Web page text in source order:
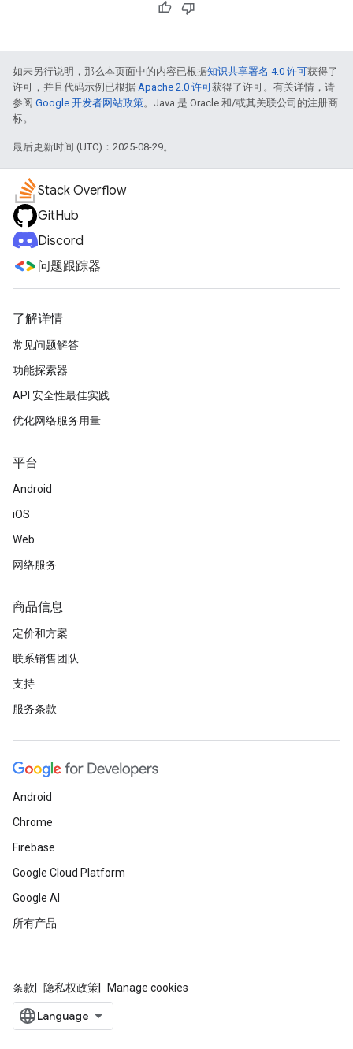
如未另行说明，那么本页面中的内容已根据知识共享署名 4.0 许可获得了
许可，并且代码示例已根据 Apache 2.0 许可获得了许可。有关详情，请
参阅 Google 开发者网站政策。Java 是 Oracle 和/或其关联公司的注册商
标。
最后更新时间 (UTC)：2025-08-29。
Stack Overflow
GitHub
Discord
问题跟踪器
了解详情
常见问题解答
功能探索器
API 安全性最佳实践
优化网络服务用量
平台
Android
iOS
Web
网络服务
商品信息
定价和方案
联系销售团队
支持
服务条款
Android
Chrome
Firebase
Google Cloud Platform
Google AI
所有产品
条款 隐私权政策 Manage cookies